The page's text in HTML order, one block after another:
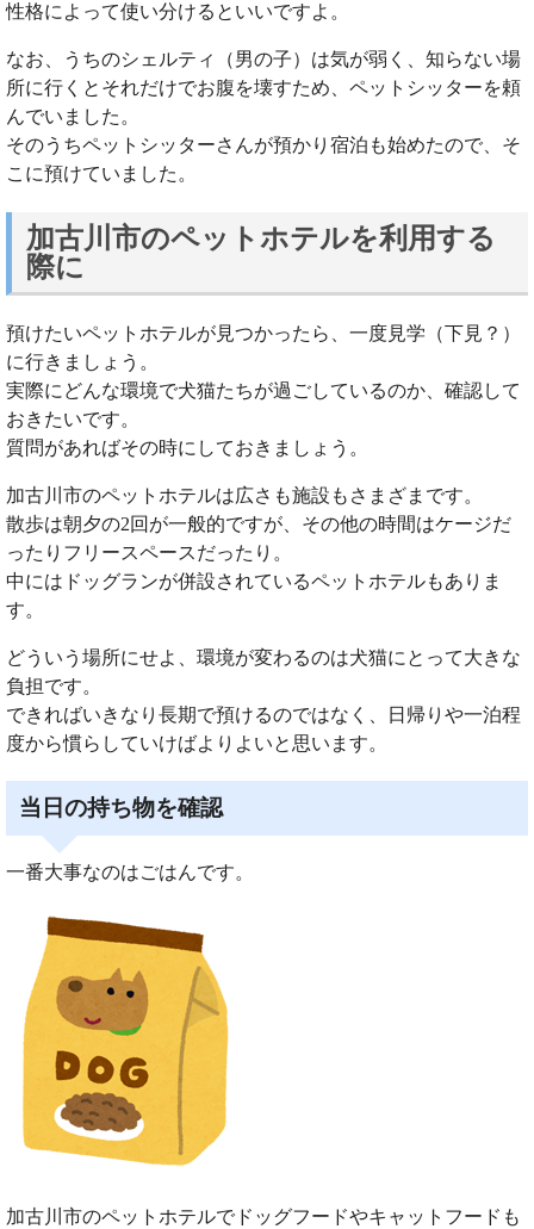
性格によって使い分けるといいですよ。
なお、うちのシェルティ（男の子）は気が弱く、知らない場
所に行くとそれだけでお腹を壊すため、ペットシッターを頼
んでいました。
そのうちペットシッターさんが預かり宿泊も始めたので、そ
こに預けていました。
加古川市のペットホテルを利用する
際に
預けたいペットホテルが見つかったら、一度見学（下見？）
に行きましょう。
実際にどんな環境で犬猫たちが過ごしているのか、確認して
おきたいです。
質問があればその時にしておきましょう。
加古川市のペットホテルは広さも施設もさまざまです。
散歩は朝夕の2回が一般的ですが、その他の時間はケージだ
ったりフリースペースだったり。
中にはドッグランが併設されているペットホテルもありま
す。
どういう場所にせよ、環境が変わるのは犬猫にとって大きな
負担です。
できればいきなり長期で預けるのではなく、日帰りや一泊程
度から慣らしていけばよりよいと思います。
当日の持ち物を確認
一番大事なのはごはんです。
加古川市のペットホテルでドッグフードやキャットフードも